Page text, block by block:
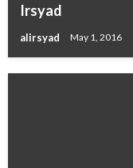
Irsyad
alirsyad May 1, 2016